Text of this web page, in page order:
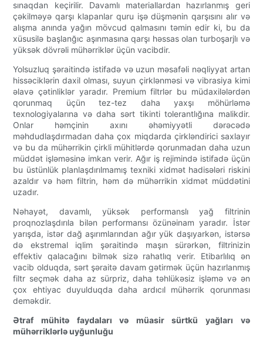
sınaqdan keçirilir. Davamlı materiallardan hazırlanmış geri
çəkilməyə qarşı klapanlar quru işə düşmənin qarşısını alır və
alışma anında yağın mövcud qalmasını təmin edir ki, bu da
xüsusilə başlanğıc aşınmasına qarşı həssas olan turboşarjlı və
yüksək dövrəli mühərriklər üçün vacibdir.
Yolsuzluq şəraitində istifadə və uzun məsafəli nəqliyyat artan
hissəciklərin daxil olması, suyun çirklənməsi və vibrasiya kimi
əlavə çətinliklər yaradır. Premium filtrlər bu müdaxilələrdən
qorunmaq üçün tez-tez daha yaxşı möhürləmə
texnologiyalarına və daha sərt tikinti tolerantlığına malikdir.
Onlar həmçinin axını əhəmiyyətli dərəcədə
məhdudlaşdırmadan daha çox miqdarda çirkləndirici saxlayır
və bu da mühərrikin çirkli mühitlərdə qorunmadan daha uzun
müddət işləməsinə imkan verir. Ağır iş rejimində istifadə üçün
bu üstünlük planlaşdırılmamış texniki xidmət hadisələri riskini
azaldır və həm filtrin, həm də mühərrikin xidmət müddətini
uzadır.
Nəhayət, davamlı, yüksək performanslı yağ filtrinin
proqnozlaşdırıla bilən performansı özünəinam yaradır. İstər
yarışda, istər dağ aşırımlarından ağır yük daşıyarkən, istərsə
də ekstremal iqlim şəraitində maşın sürərkən, filtrinizin
effektiv qalacağını bilmək sizə rahatlıq verir. Etibarlılıq ən
vacib olduqda, sərt şəraitə davam gətirmək üçün hazırlanmış
filtr seçmək daha az sürpriz, daha təhlükəsiz işləmə və ən
çox ehtiyac duyulduqda daha ardıcıl mühərrik qorunması
deməkdir.
Ətraf mühitə faydaları və müasir sürtkü yağları və
mühərriklərlə uyğunluğu